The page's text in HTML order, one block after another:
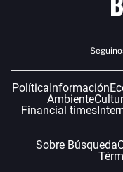
PolíticaInformación
Ambiente
Financial times
Sobre Búsqueda